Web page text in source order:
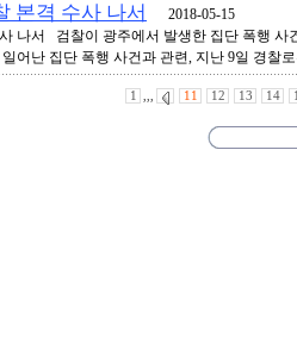
본격 수사 나서
2018-05-15
나서 검찰이 광주에서 발생한 집단 폭행
어난 집단 폭행 사건과 관련, 지난 9일 경찰
1 ,,, 11 12 13 14